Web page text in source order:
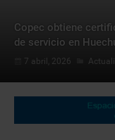
Copec obtiene
de servicio en
7 abril, 2026